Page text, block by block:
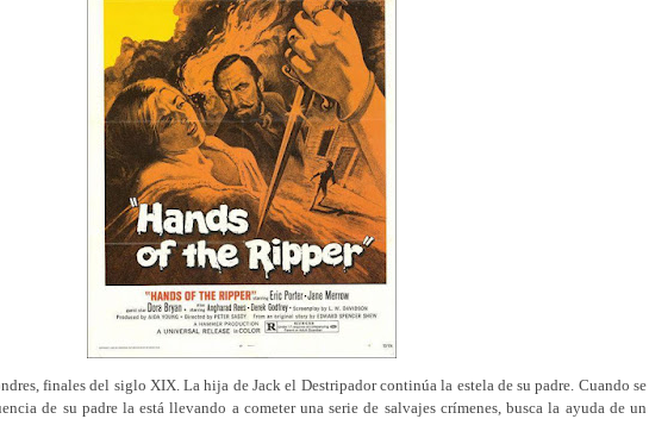
finales del siglo XIX. La hija de Jack el Destripador continúa la estela de su padre. Cuando se
de su padre la está llevando a cometer una serie de salvajes crímenes, busca la ayuda de un